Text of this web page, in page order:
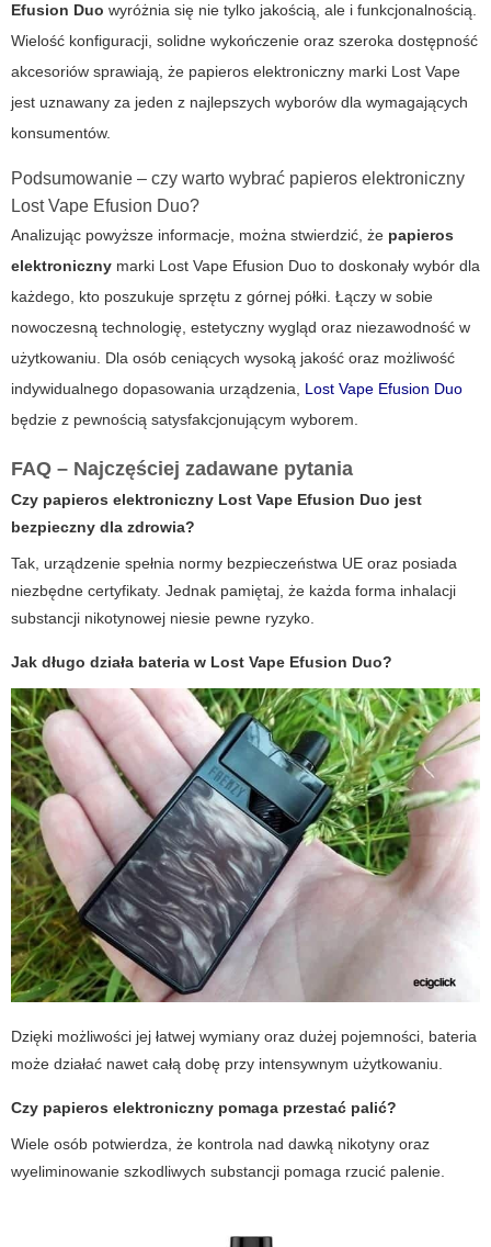
Efusion Duo wyróżnia się nie tylko jakością, ale i funkcjonalnością.
Wielość konfiguracji, solidne wykończenie oraz szeroka dostępność
akcesoriów sprawiają, że papieros elektroniczny marki Lost Vape
jest uznawany za jeden z najlepszych wyborów dla wymagających
konsumentów.
Podsumowanie – czy warto wybrać papieros elektroniczny
Lost Vape Efusion Duo?
Analizując powyższe informacje, można stwierdzić, że papieros
elektroniczny marki Lost Vape Efusion Duo to doskonały wybór dla
każdego, kto poszukuje sprzętu z górnej półki. Łączy w sobie
nowoczesną technologię, estetyczny wygląd oraz niezawodność w
użytkowaniu. Dla osób ceniących wysoką jakość oraz możliwość
indywidualnego dopasowania urządzenia, Lost Vape Efusion Duo
będzie z pewnością satysfakcjonującym wyborem.
FAQ – Najczęściej zadawane pytania
Czy papieros elektroniczny Lost Vape Efusion Duo jest
bezpieczny dla zdrowia?
Tak, urządzenie spełnia normy bezpieczeństwa UE oraz posiada
niezbędne certyfikaty. Jednak pamiętaj, że każda forma inhalacji
substancji nikotynowej niesie pewne ryzyko.
Jak długo działa bateria w Lost Vape Efusion Duo?
Dzięki możliwości jej łatwej wymiany oraz dużej pojemności, bateria
może działać nawet całą dobę przy intensywnym użytkowaniu.
Czy papieros elektroniczny pomaga przestać palić?
Wiele osób potwierdza, że kontrola nad dawką nikotyny oraz
wyeliminowanie szkodliwych substancji pomaga rzucić palenie.